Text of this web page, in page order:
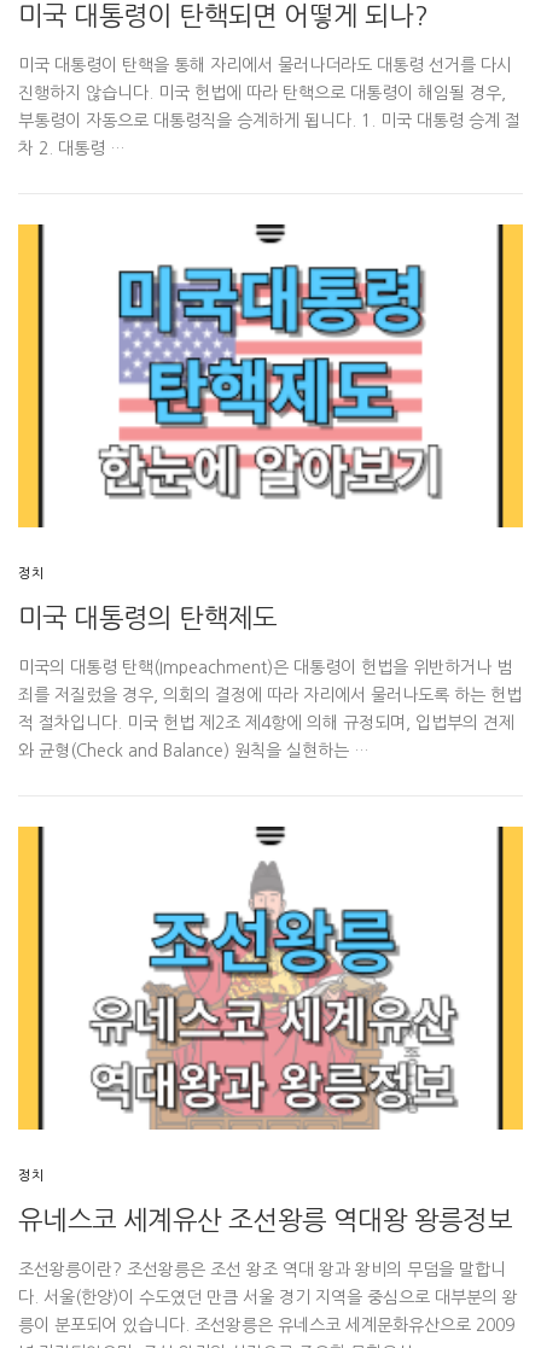
미국 대통령이 탄핵되면 어떻게 되나?
미국 대통령이 탄핵을 통해 자리에서 물러나더라도 대통령 선거를 다시
진행하지 않습니다. 미국 헌법에 따라 탄핵으로 대통령이 해임될 경우,
부통령이 자동으로 대통령직을 승계하게 됩니다. 1. 미국 대통령 승계 절
차 2. 대통령 …
정치
미국 대통령의 탄핵제도
미국의 대통령 탄핵(Impeachment)은 대통령이 헌법을 위반하거나 범
죄를 저질렀을 경우, 의회의 결정에 따라 자리에서 물러나도록 하는 헌법
적 절차입니다. 미국 헌법 제2조 제4항에 의해 규정되며, 입법부의 견제
와 균형(Check and Balance) 원칙을 실현하는 …
정치
유네스코 세계유산 조선왕릉 역대왕 왕릉정보
조선왕릉이란? 조선왕릉은 조선 왕조 역대 왕과 왕비의 무덤을 말합니
다. 서울(한양)이 수도였던 만큼 서울 경기 지역을 중심으로 대부분의 왕
릉이 분포되어 있습니다. 조선왕릉은 유네스코 세계문화유산으로 2009